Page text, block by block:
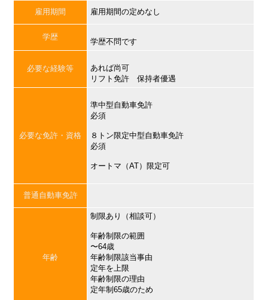
雇用期間 雇用期間の定めなし
学歴
学歴不問です
必要な経験等
あれば尚可
リフト免許 保持者優遇
必要な免許・資格
準中型自動車免許
必須
８トン限定中型自動車免許
必須
オートマ（AT）限定可
普通自動車免許
年齢
制限あり（相談可）
年齢制限の範囲
〜64歳
年齢制限該当事由
定年を上限
年齢制限の理由
定年制65歳のため